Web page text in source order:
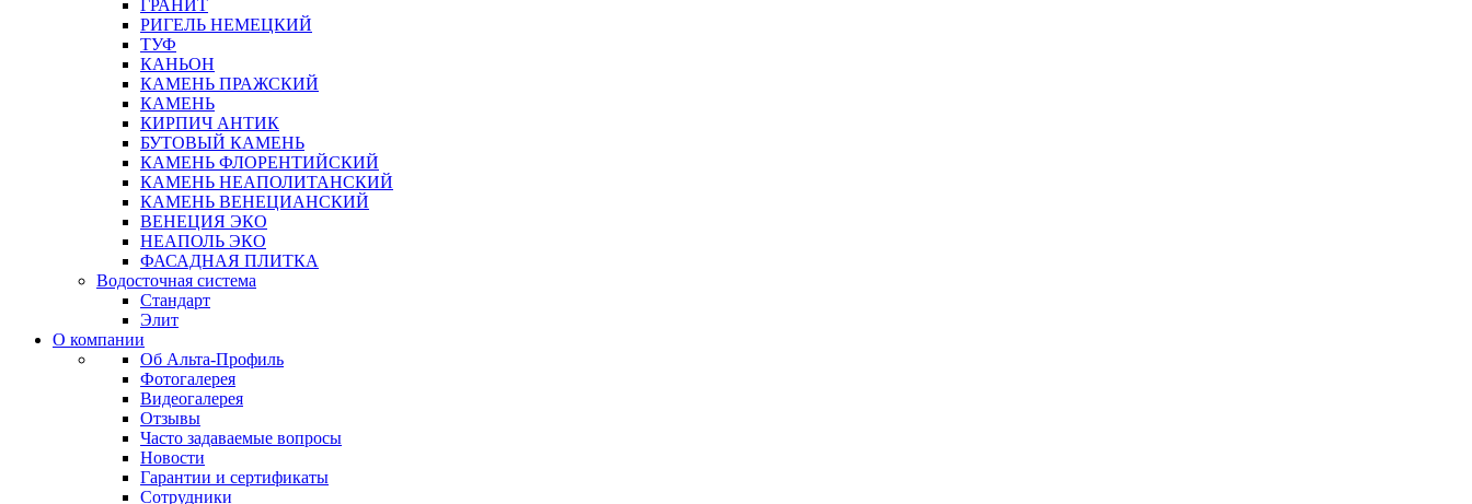
ГРАНИТ
РИГЕЛЬ НЕМЕЦКИЙ
ТУФ
КАНЬОН
КАМЕНЬ ПРАЖСКИЙ
КАМЕНЬ
КИРПИЧ АНТИК
БУТОВЫЙ КАМЕНЬ
КАМЕНЬ ФЛОРЕНТИЙСКИЙ
КАМЕНЬ НЕАПОЛИТАНСКИЙ
КАМЕНЬ ВЕНЕЦИАНСКИЙ
ВЕНЕЦИЯ ЭКО
НЕАПОЛЬ ЭКО
ФАСАДНАЯ ПЛИТКА
Водосточная система
Стандарт
Элит
О компании
Об Альта-Профиль
Фотогалерея
Видеогалерея
Отзывы
Часто задаваемые вопросы
Новости
Гарантии и сертификаты
Сотрудники